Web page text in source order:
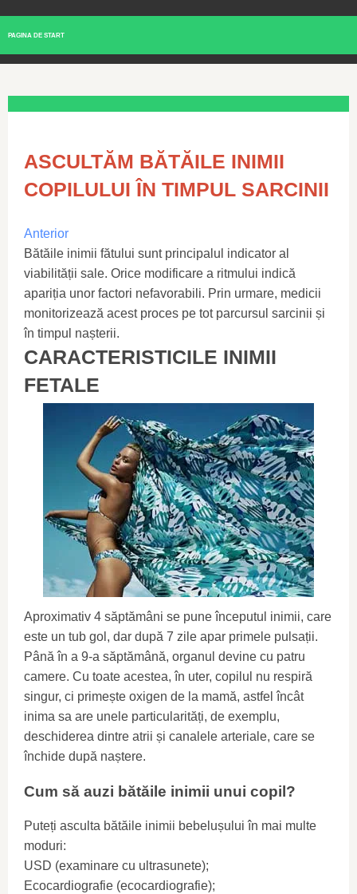
PAGINA DE START
ASCULTĂM BĂTĂILE INIMII
COPILULUI ÎN TIMPUL SARCINII
Anterior
Bătăile inimii fătului sunt principalul indicator al
viabilității sale. Orice modificare a ritmului indică
apariția unor factori nefavorabili. Prin urmare, medicii
monitorizează acest proces pe tot parcursul sarcinii și
în timpul nașterii.
CARACTERISTICILE INIMII
FETALE
Aproximativ 4 săptămâni se pune începutul inimii, care
este un tub gol, dar după 7 zile apar primele pulsații.
Până în a 9-a săptămână, organul devine cu patru
camere. Cu toate acestea, în uter, copilul nu respiră
singur, ci primește oxigen de la mamă, astfel încât
inima sa are unele particularități, de exemplu,
deschiderea dintre atrii și canalele arteriale, care se
închide după naștere.
Cum să auzi bătăile inimii unui copil?
Puteți asculta bătăile inimii bebelușului în mai multe
moduri:
USD (examinare cu ultrasunete);
Ecocardiografie (ecocardiografie);